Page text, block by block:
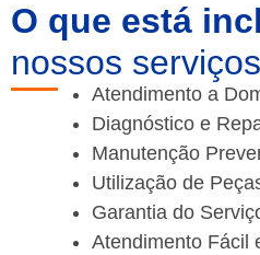
O que está
nossos
Atendimento a
Diagnóstico e
Manutenção
Utilização de
Garantia do
Atendimento Fácil